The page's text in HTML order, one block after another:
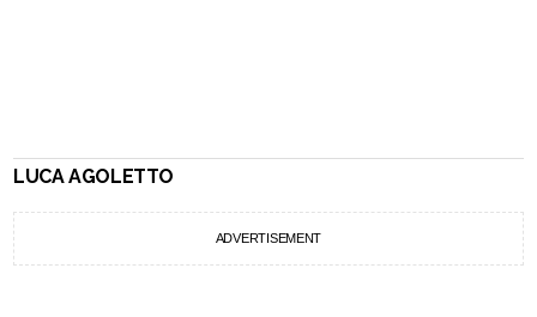
LUCA AGOLETTO
ADVERTISEMENT